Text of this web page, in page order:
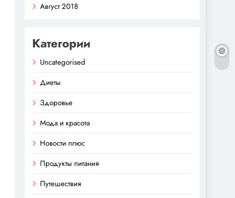
Август 2018
Категории
Uncategorised
Диеты
Здоровье
Мода и красота
Новости плюс
Продукты питания
Путешествия